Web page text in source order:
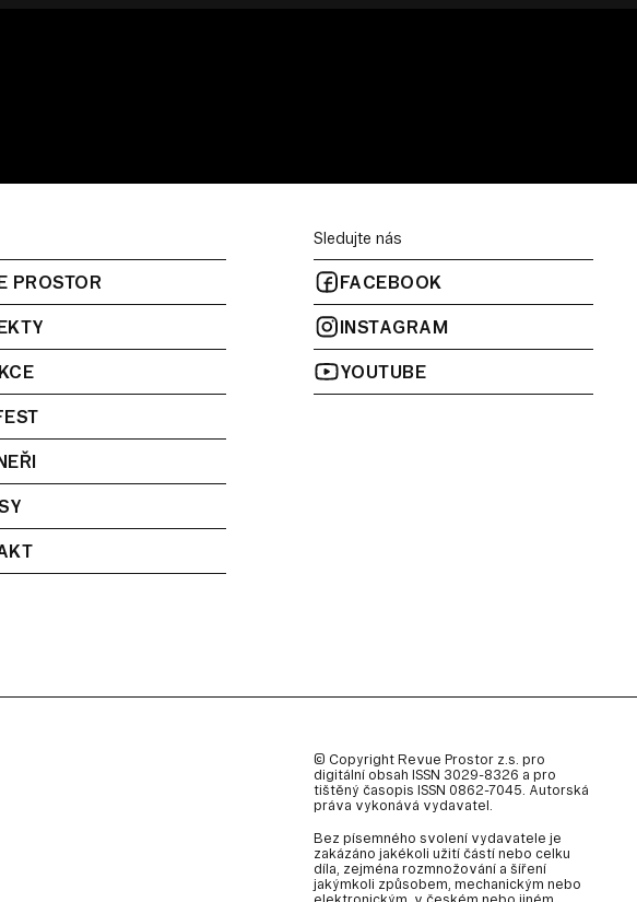
PROSTOR
Sledujte nás
FACEBOOK
INSTAGRAM
YOUTUBE
© Copyright Revue Prostor z.s. pro
digitální obsah ISSN 3029-8326 a pro
tištěný časopis ISSN 0862-7045. Autorská
práva vykonává vydavatel.
Bez písemného svolení vydavatele je
zakázáno jakékoli užití částí nebo celku
díla, zejména rozmnožování a šíření
jakýmkoli způsobem, mechanickým nebo